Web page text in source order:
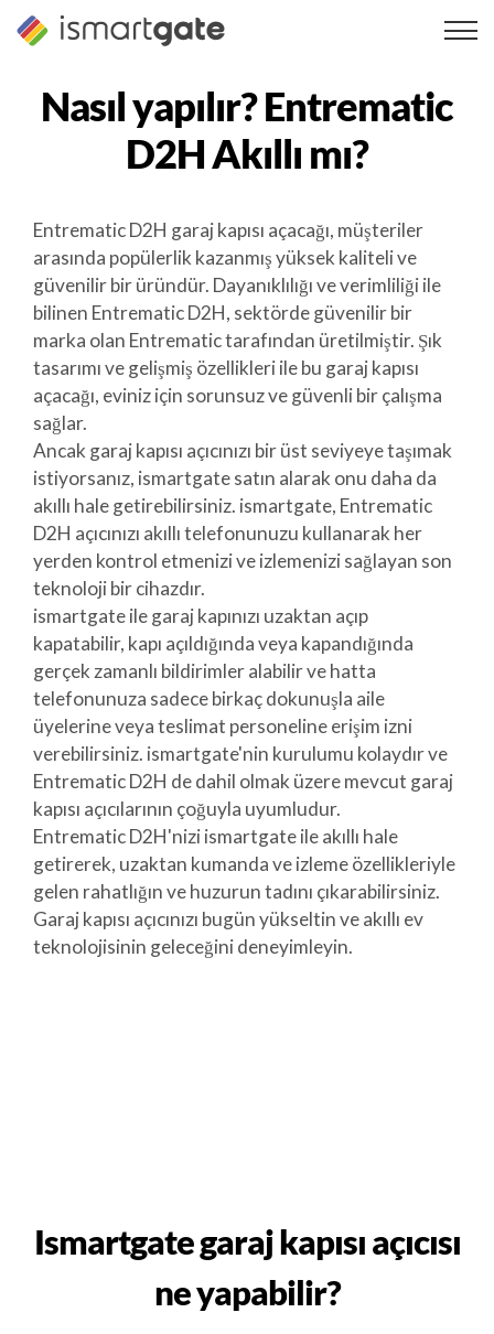
İçeriğe
geç
Nasıl yapılır?Entrematic
D2HAkıllı mı?
Entrematic D2H garaj kapısı açacağı, müşteriler
arasında popülerlik kazanmış yüksek kaliteli ve
güvenilir bir üründür. Dayanıklılığı ve verimliliği ile
bilinen Entrematic D2H, sektörde güvenilir bir
marka olan Entrematic tarafından üretilmiştir. Şık
tasarımı ve gelişmiş özellikleri ile bu garaj kapısı
açacağı, eviniz için sorunsuz ve güvenli bir çalışma
sağlar.
Ancak garaj kapısı açıcınızı bir üst seviyeye taşımak
istiyorsanız, ismartgate satın alarak onu daha da
akıllı hale getirebilirsiniz. ismartgate, Entrematic
D2H açıcınızı akıllı telefonunuzu kullanarak her
yerden kontrol etmenizi ve izlemenizi sağlayan son
teknoloji bir cihazdır.
ismartgate ile garaj kapınızı uzaktan açıp
kapatabilir, kapı açıldığında veya kapandığında
gerçek zamanlı bildirimler alabilir ve hatta
telefonunuza sadece birkaç dokunuşla aile
üyelerine veya teslimat personeline erişim izni
verebilirsiniz. ismartgate'nin kurulumu kolaydır ve
Entrematic D2H de dahil olmak üzere mevcut garaj
kapısı açıcılarının çoğuyla uyumludur.
Entrematic D2H'nizi ismartgate ile akıllı hale
getirerek, uzaktan kumanda ve izleme özellikleriyle
gelen rahatlığın ve huzurun tadını çıkarabilirsiniz.
Garaj kapısı açıcınızı bugün yükseltin ve akıllı ev
teknolojisinin geleceğini deneyimleyin.
Ismartgate garaj kapısı açıcısı
ne yapabilir?